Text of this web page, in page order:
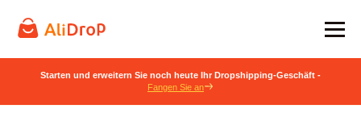
Starten und erweitern Sie noch heute Ihr Dropshipping-Geschäft -
Fangen Sie an